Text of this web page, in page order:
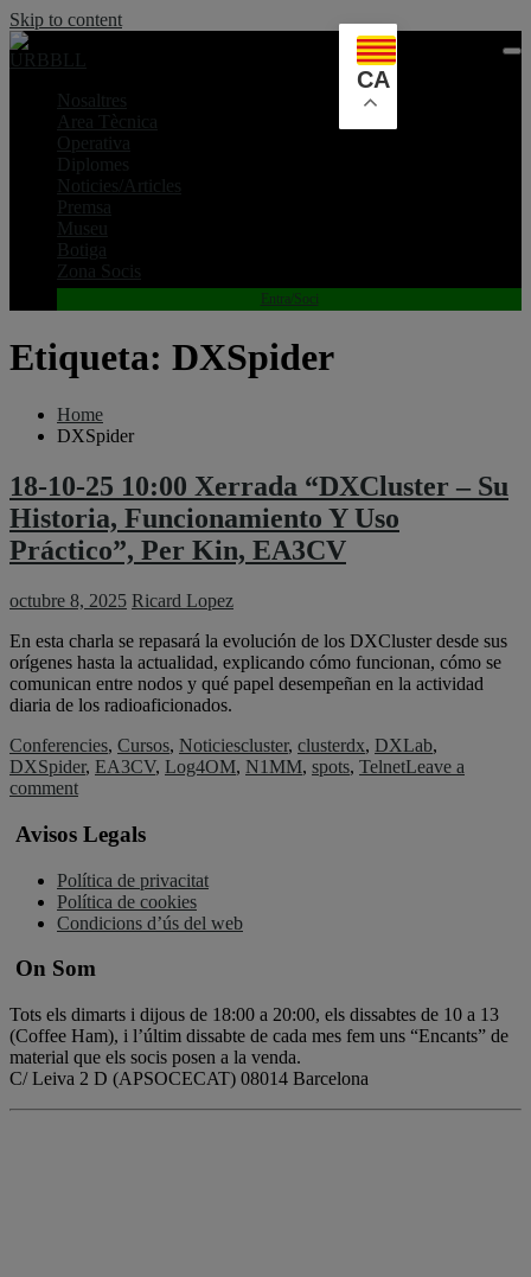
Skip to content
Nosaltres
Area Tècnica
Operativa
Diplomes
Noticies/Articles
Premsa
Museu
Botiga
Zona Socis
Entra/Soci
Etiqueta: DXSpider
Home
DXSpider
18-10-25 10:00 Xerrada “DXCluster – Su
Historia, Funcionamiento Y Uso
Práctico”, Per Kin, EA3CV
octubre 8, 2025 Ricard Lopez
En esta charla se repasará la evolución de los DXCluster desde sus
orígenes hasta la actualidad, explicando cómo funcionan, cómo se
comunican entre nodos y qué papel desempeñan en la actividad
diaria de los radioaficionados.
Conferencies, Cursos, Noticiescluster, clusterdx, DXLab,
DXSpider, EA3CV, Log4OM, N1MM, spots, TelnetLeave a
comment
Avisos Legals
Política de privacitat
Política de cookies
Condicions d’ús del web
On Som
Tots els dimarts i dijous de 18:00 a 20:00, els dissabtes de 10 a 13
(Coffee Ham), i l’últim dissabte de cada mes fem uns “Encants” de
material que els socis posen a la venda.
C/ Leiva 2 D (APSOCECAT) 08014 Barcelona
CA